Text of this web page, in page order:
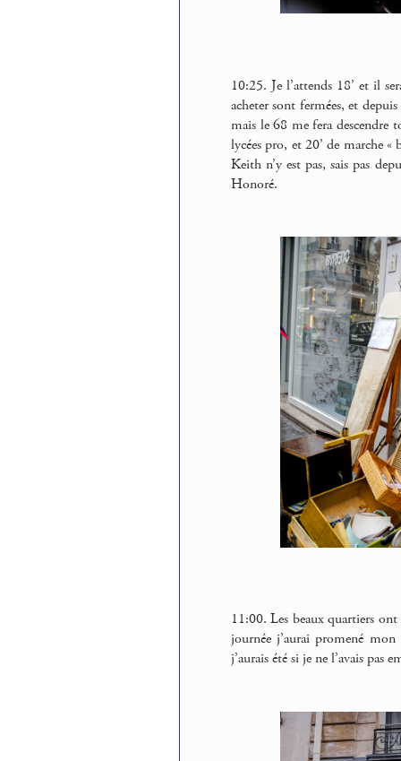
10:25. Je l’attends 18’ et il
acheter sont fermées, et
mais le 68 me fera descendre
lycées pro, et 20’ de marche
Keith n’y est pas, sais pas
Honoré.
11:00. Les beaux quartiers
journée j’aurai promené
j’aurais été si je ne l’avais pas